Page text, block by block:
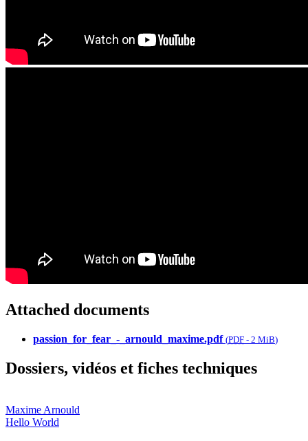
Attached documents
passion_for_fear_-_arnould_maxime.pdf (PDF - 2 MiB)
Dossiers, vidéos et fiches techniques
Maxime Arnould
Hello World